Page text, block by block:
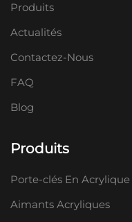
Produits
Actualités
Contactez-Nous
FAQ
Blog
Produits
Porte-clés En Acrylique
Aimants Acryliques